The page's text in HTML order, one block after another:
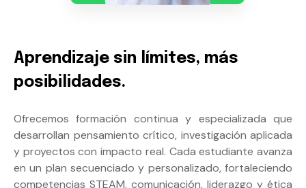
Aprendizaje sin límites, más
posibilidades.
Ofrecemos formación continua y especializada que
desarrollan pensamiento crítico, investigación aplicada
y proyectos con impacto real. Cada estudiante avanza
en un plan secuenciado y personalizado, fortaleciendo
competencias STEAM, comunicación, liderazgo y ética